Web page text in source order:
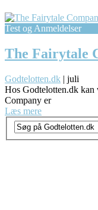
Test og Anmeldelser
The Fairytale
Godtelotten.dk | juli
Hos Godtelotten.dk kan
Company er
Læs mere